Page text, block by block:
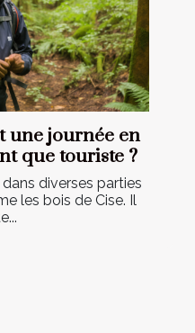
une journée en
que touriste ?
diverses parties
les bois de Cise. Il